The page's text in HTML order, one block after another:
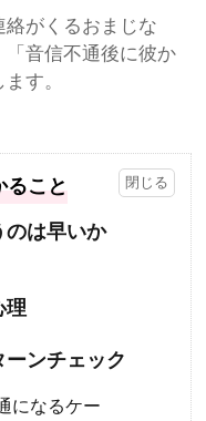
がくるおまじな
「音信不通後に彼か
す。
ること
のは早いか
理
ーンチェック
になるケー